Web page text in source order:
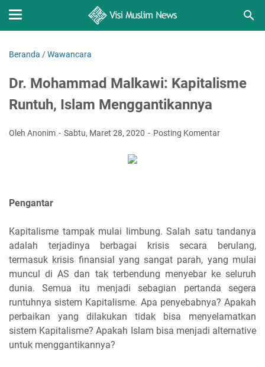
Beranda /Wawancara
Dr. Mohammad Malkawi: Kapitalisme
Runtuh, Islam Menggantikannya
Oleh Anonim Sabtu, Maret 28, 2020 Posting Komentar
Pengantar
Kapitalisme tampak mulai limbung. Salah satu tandanya
adalah terjadinya berbagai krisis secara berulang,
termasuk krisis finansial yang sangat parah, yang mulai
muncul di AS dan tak terbendung menyebar ke seluruh
dunia. Semua itu menjadi sebagian pertanda segera
runtuhnya sistem Kapitalisme. Apa penyebabnya? Apakah
perbaikan yang dilakukan tidak bisa menyelamatkan
sistem Kapitalisme? Apakah Islam bisa menjadi alternative
untuk menggantikannya?